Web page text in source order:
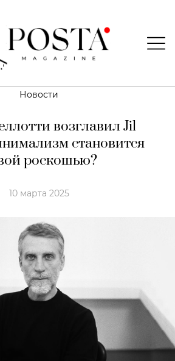
Новости
возглавил Jil
становится
роскошью?
10 марта 2025